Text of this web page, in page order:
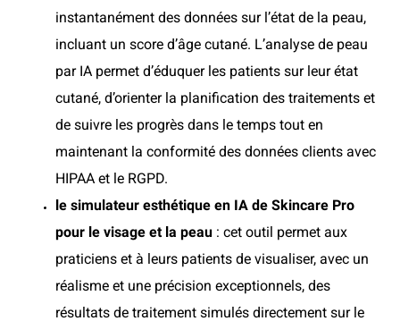
instantanément des données sur l’état de la peau,
incluant un score d’âge cutané. L’analyse de peau
par IA permet d’éduquer les patients sur leur état
cutané, d’orienter la planification des traitements et
de suivre les progrès dans le temps tout en
maintenant la conformité des données clients avec
HIPAA et le RGPD.
le simulateur esthétique en IA de Skincare Pro
pour le visage et la peau : cet outil permet aux
praticiens et à leurs patients de visualiser, avec un
réalisme et une précision exceptionnels, des
résultats de traitement simulés directement sur le